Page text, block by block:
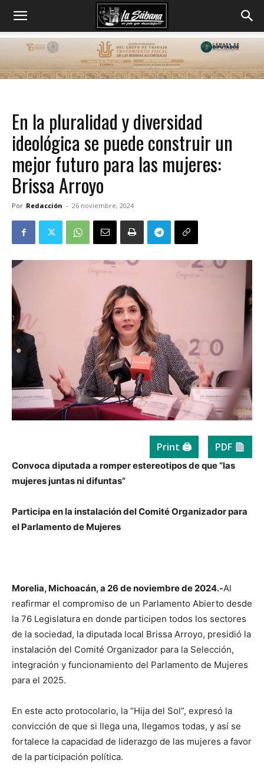
En la pluralidad y diversidad
ideológica se puede construir un
mejor futuro para las mujeres:
Brissa Arroyo
Por Redacción - 26 noviembre, 2024
Print 🖨 PDF
Convoca diputada a romper estereotipos de que “las
mujeres juntas ni difuntas”
Participa en la instalación del Comité Organizador para
el Parlamento de Mujeres
Morelia, Michoacán, a 26 de noviembre de 2024.-Al
reafirmar el compromiso de un Parlamento Abierto desde
la 76 Legislatura en donde participen todos los sectores
de la sociedad, la diputada local Brissa Arroyo, presidió la
instalación del Comité Organizador para la Selección,
integración y funcionamiento del Parlamento de Mujeres
para el 2025.
En este acto protocolario, la “Hija del Sol”, expresó la
convicción de que si llega una, llegamos todas, y así se
fortalece la capacidad de liderazgo de las mujeres a favor
de la participación política.